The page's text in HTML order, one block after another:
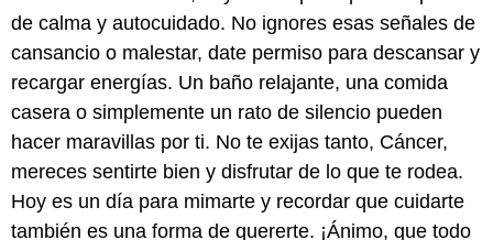
de calma y autocuidado. No ignores esas señales de
cansancio o malestar, date permiso para descansar y
recargar energías. Un baño relajante, una comida
casera o simplemente un rato de silencio pueden
hacer maravillas por ti. No te exijas tanto, Cáncer,
mereces sentirte bien y disfrutar de lo que te rodea.
Hoy es un día para mimarte y recordar que cuidarte
también es una forma de quererte. ¡Ánimo, que todo